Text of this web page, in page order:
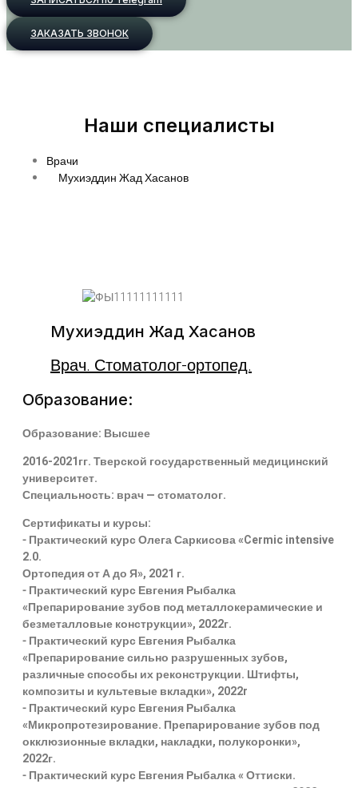
ЗАКАЗАТЬ ЗВОНОК
Наши специалисты
Врачи
Мухиэддин Жад Хасанов
Мухиэддин Жад Хасанов
Врач. Стоматолог-ортопед.
Образование:
Образование: Высшее
2016-2021гг. Тверской государственный медицинский
университет.
Специальность: врач — стоматолог.
Сертификаты и курсы:
⁃ Практический курс Олега Саркисова «Cermic intensive
2.0.
Ортопедия от А до Я», 2021 г.
⁃ Практический курс Евгения Рыбалка
«Препарирование зубов под металлокерамические и
безметалловые конструкции», 2022г.
⁃ Практический курс Евгения Рыбалка
«Препарирование сильно разрушенных зубов,
различные способы их реконструкции. Штифты,
композиты и культевые вкладки», 2022r
⁃ Практический курс Евгения Рыбалка
«Микропротезирование. Препарирование зубов под
окклюзионные вкладки, накладки, полукоронки»,
2022г.
⁃ Практический курс Евгения Рыбалка « Оттиски.